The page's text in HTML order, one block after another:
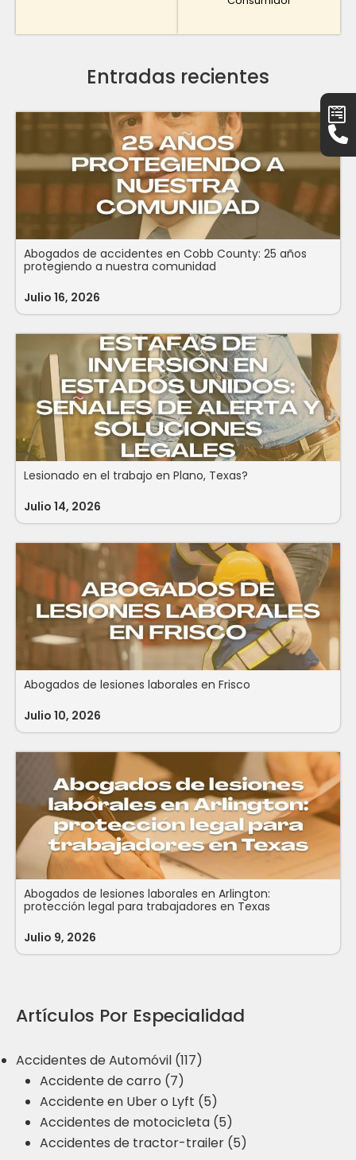
Entradas recientes
Abogados de accidentes en Cobb County: 25 años
protegiendo a nuestra comunidad
Julio 16, 2026
Lesionado en el trabajo en Plano, Texas?
Julio 14, 2026
Abogados de lesiones laborales en Frisco
Julio 10, 2026
Abogados de lesiones laborales en Arlington:
protección legal para trabajadores en Texas
Julio 9, 2026
Artículos Por Especialidad
Accidentes de Automóvil (117)
Accidente de carro (7)
Accidente en Uber o Lyft (5)
Accidentes de motocicleta (5)
Accidentes de tractor-trailer (5)